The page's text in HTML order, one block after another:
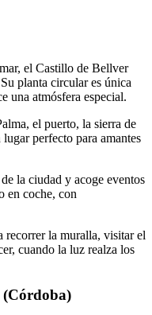
el Castillo de Bellver
planta circular es única
una atmósfera especial.
el puerto, la sierra de
perfecto para amantes
la ciudad y acoge eventos
en coche, con
recorrer la muralla, visitar el
cuando la luz realza los